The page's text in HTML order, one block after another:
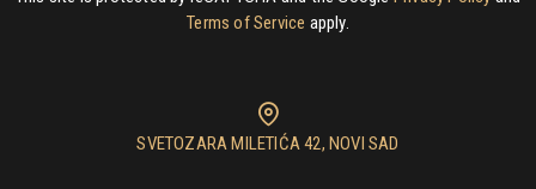
Terms of Service apply.
SVETOZARA MILETIĆA 42, NOVI SAD